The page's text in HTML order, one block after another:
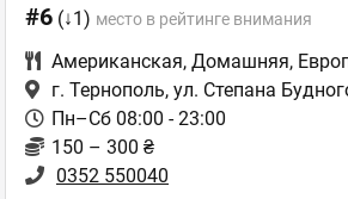
#6 (↓1) место в рейтинге внимания
Американская, Домашняя,
г. Тернополь, ул. Степана
Пн–Сб 08:00 - 23:00
150 – 300 ₴
0352 550040